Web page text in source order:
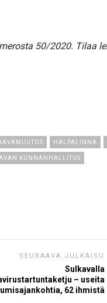
50/2020. Tilaa
HALPALINNA
KUNNANHALLITUS
SEURAAVA JULKAISU
Sulkavalla
– useita
62 ihmistä